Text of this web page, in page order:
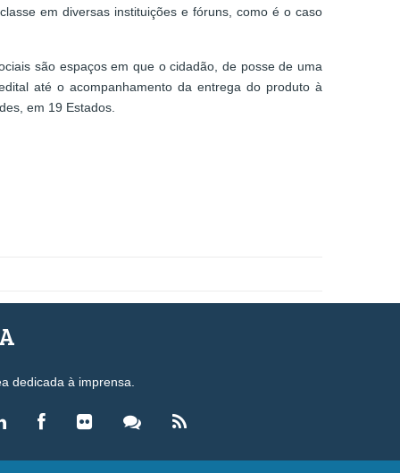
em diversas instituições e fóruns, como é o caso
são espaços em que o cidadão, de posse de uma
até o acompanhamento da entrega do produto à
em 19 Estados.
dedicada à imprensa.